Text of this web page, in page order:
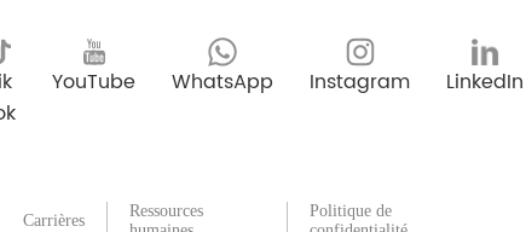
YouTube WhatsApp Instagram LinkedIn
Carrières
Ressources
Politique de